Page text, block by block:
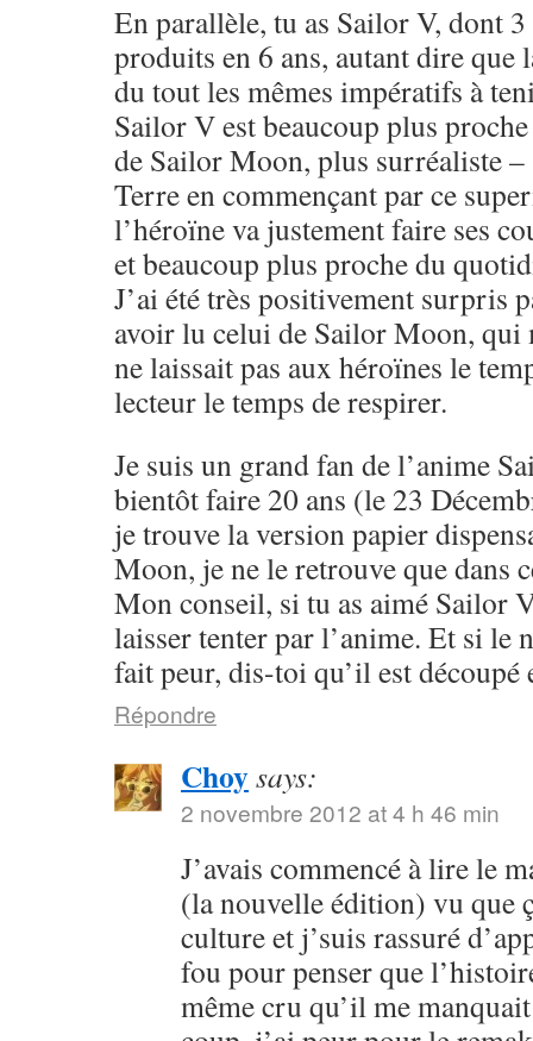
En parallèle, tu as Sailor V, dont
produits en 6 ans, autant dire que
du tout les mêmes impératifs à
Sailor V est beaucoup plus
de Sailor Moon, plus surréaliste
Terre en commençant par ce
l’héroïne va justement faire ses
et beaucoup plus proche du
J’ai été très positivement surpris
avoir lu celui de Sailor Moon, qui
ne laissait pas aux héroïnes le
lecteur le temps de respirer.
Je suis un grand fan de l’anime
bientôt faire 20 ans (le 23
je trouve la version papier
Moon, je ne le retrouve que dans
Mon conseil, si tu as aimé Sailor
laisser tenter par l’anime. Et si le
fait peur, dis-toi qu’il est découpé
Répondre
Choysays:
2 novembre 2012 at 4 h 46 min
J’avais commencé à lire le
(la nouvelle édition) vu que
culture et j’suis rassuré
fou pour penser que
même cru qu’il me